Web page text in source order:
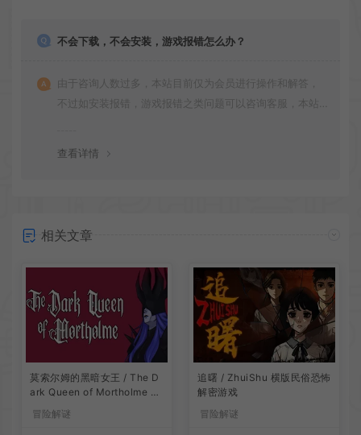
不会下载，不会安装，游戏报错怎么办？
由于咨询人数过多，本站目前仅为会员进行操作和解答，
不过如安装报错，游戏报错之类问题可以咨询客服，本站
查看详情
相关文章
莫索尔姆的黑暗女王 / The D
ark Queen of Mortholme 多
冒险解谜
追曙 / ZhuiShu 横版民俗恐怖
解密游戏
冒险解谜